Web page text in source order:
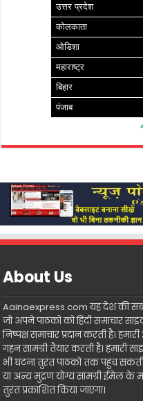
उत्तर प्रदेश
कोलकाता
ओडिशा
महाराष्ट्र
बिहार
पंजाब
About Us
Aainaexpress.com यह देश की
जो अपने पाठकों को हिंदी समाचार
निष्पक्ष समाचार प्रदान करती है।
गहन सामग्री तैयार करती है। हमारी
भी घटना तुरंत पाठकों तक पहुंच
या अन्य मुद्रण योग्य सामग्री ईमेल
तुरंत प्रकाशित किया जाएगा।